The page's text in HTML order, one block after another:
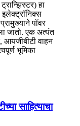
हा
इलेक्ट्रॉनिक्स
पॉवर
जातो. एक अत्यंत
आयजीबीटी वाहन
भूमिका
साहित्याचा